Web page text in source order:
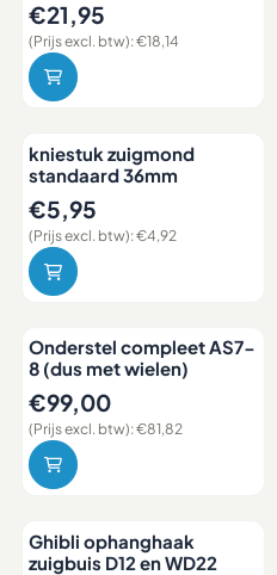
Prijs: 21,95, exclusief btw:
€21,95
(Prijs excl. btw):€18,14
kniestuk zuigmond
standaard 36mm
Prijs: 5,95, exclusief btw: 4,92
€5,95
(Prijs excl. btw):€4,92
Onderstel compleet AS7-
8 (dus met wielen)
Prijs: 99,00, exclusief btw:
€99,00
(Prijs excl. btw):€81,82
Ghibli ophanghaak
zuigbuis D12 en WD22